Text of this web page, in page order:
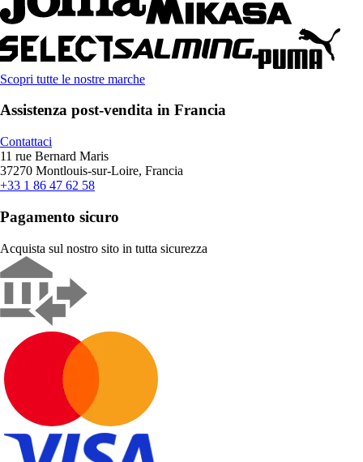
Scopri tutte le nostre marche
Assistenza post-vendita in Francia
Contattaci
11 rue Bernard Maris
37270 Montlouis-sur-Loire, Francia
+33 1 86 47 62 58
Pagamento sicuro
Acquista sul nostro sito in tutta sicurezza